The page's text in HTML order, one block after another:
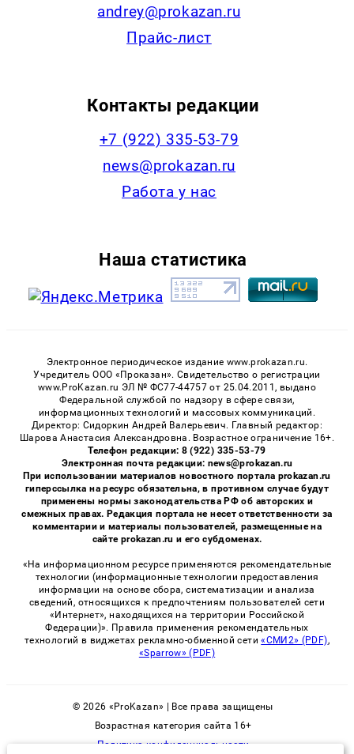
andrey@prokazan.ru
Прайс-лист
Контакты редакции
+7 (922) 335-53-79
news@prokazan.ru
Работа у нас
Наша статистика
Электронное периодическое издание www.prokazan.ru.
Учредитель ООО «Проказан». Cвидетельство о регистрации
www.ProKazan.ru ЭЛ № ФС77-44757 от 25.04.2011, выдано
Федеральной службой по надзору в сфере связи,
информационных технологий и массовых коммуникаций.
Директор: Сидоркин Андрей Валерьевич. Главный редактор:
Шарова Анастасия Александровна. Возрастное ограничение 16+.
Телефон редакции: 8 (922) 335-53-79
Электронная почта редакции: news@prokazan.ru
При использовании материалов новостного портала prokazan.ru
гиперссылка на ресурс обязательна, в противном случае будут
применены нормы законодательства РФ об авторских и
смежных правах. Редакция портала не несет ответственности за
комментарии и материалы пользователей, размещенные на
сайте prokazan.ru и его субдоменах.
«На информационном ресурсе применяются рекомендательные
технологии (информационные технологии предоставления
информации на основе сбора, систематизации и анализа
сведений, относящихся к предпочтениям пользователей сети
«Интернет», находящихся на территории Российской
Федерации)». Правила применения рекомендательных
технологий в виджетах рекламно-обменной сети«СМИ2» (PDF),
«Sparrow» (PDF)
© 2026 «ProKazan» | Все права защищены
Возрастная категория сайта 16+
Политика конфиденциальности